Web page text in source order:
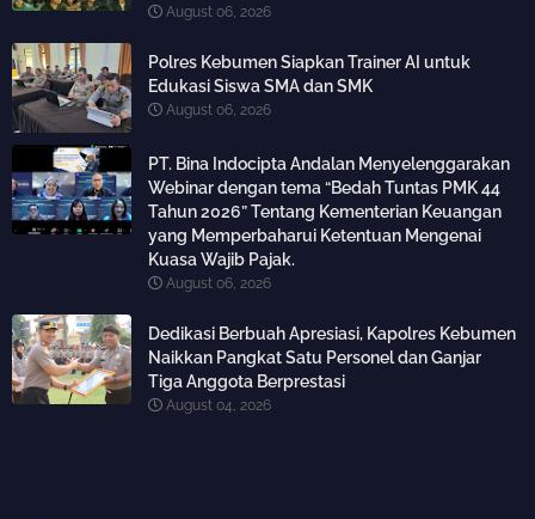
August 06, 2026
Polres Kebumen Siapkan Trainer AI untuk
Edukasi Siswa SMA dan SMK
August 06, 2026
PT. Bina Indocipta Andalan Menyelenggarakan
Webinar dengan tema “Bedah Tuntas PMK 44
Tahun 2026” Tentang Kementerian Keuangan
yang Memperbaharui Ketentuan Mengenai
Kuasa Wajib Pajak.
August 06, 2026
Dedikasi Berbuah Apresiasi, Kapolres Kebumen
Naikkan Pangkat Satu Personel dan Ganjar
Tiga Anggota Berprestasi
August 04, 2026